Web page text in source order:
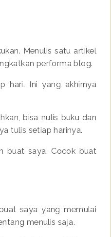
Menulis satu artikel
performa blog.
hari. Ini yang akhirnya
bisa nulis buku dan
tulis setiap harinya.
buat saya. Cocok buat
saya yang memulai
menulis saja.